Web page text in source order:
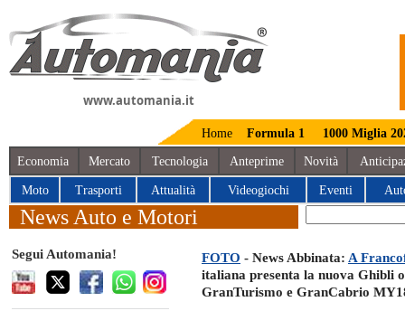
www.automania.it
Home Formula 1 1000 Miglia
Economia Mercato Tecnologia Anteprime Novità
Moto Trasporti Attualità Videogiochi Eventi
News Auto e Motori
Segui Automania! FOTO - News Abbinata: A
italiana presenta la nuova Ghibli
GranTurismo e GranCabrio